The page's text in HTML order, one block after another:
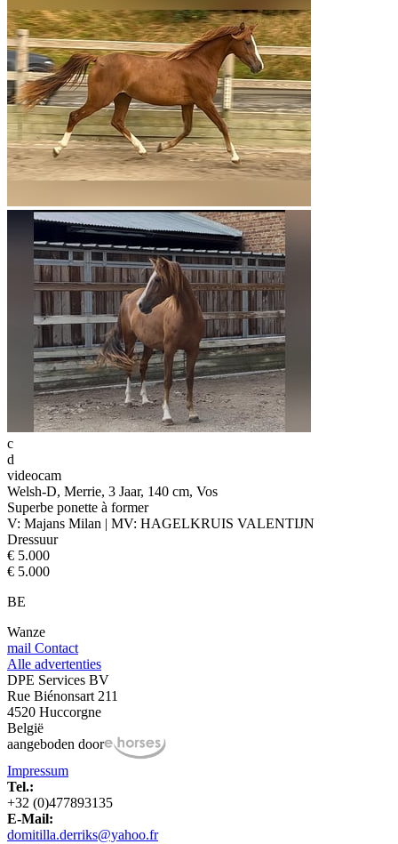
c
d
videocam
Welsh-D, Merrie, 3 Jaar, 140 cm, Vos
Superbe ponette à former
V: Majans Milan | MV: HAGELKRUIS VALENTIJN
Dressuur
€ 5.000
€ 5.000
BE
Wanze
mail Contact
Alle advertenties
DPE Services BV
Rue Biénonsart 211
4520 Huccorgne
België
aangeboden door
Impressum
Tel.:
+32 (0)477893135
E-Mail:
domitilla.derriks@yahoo.fr